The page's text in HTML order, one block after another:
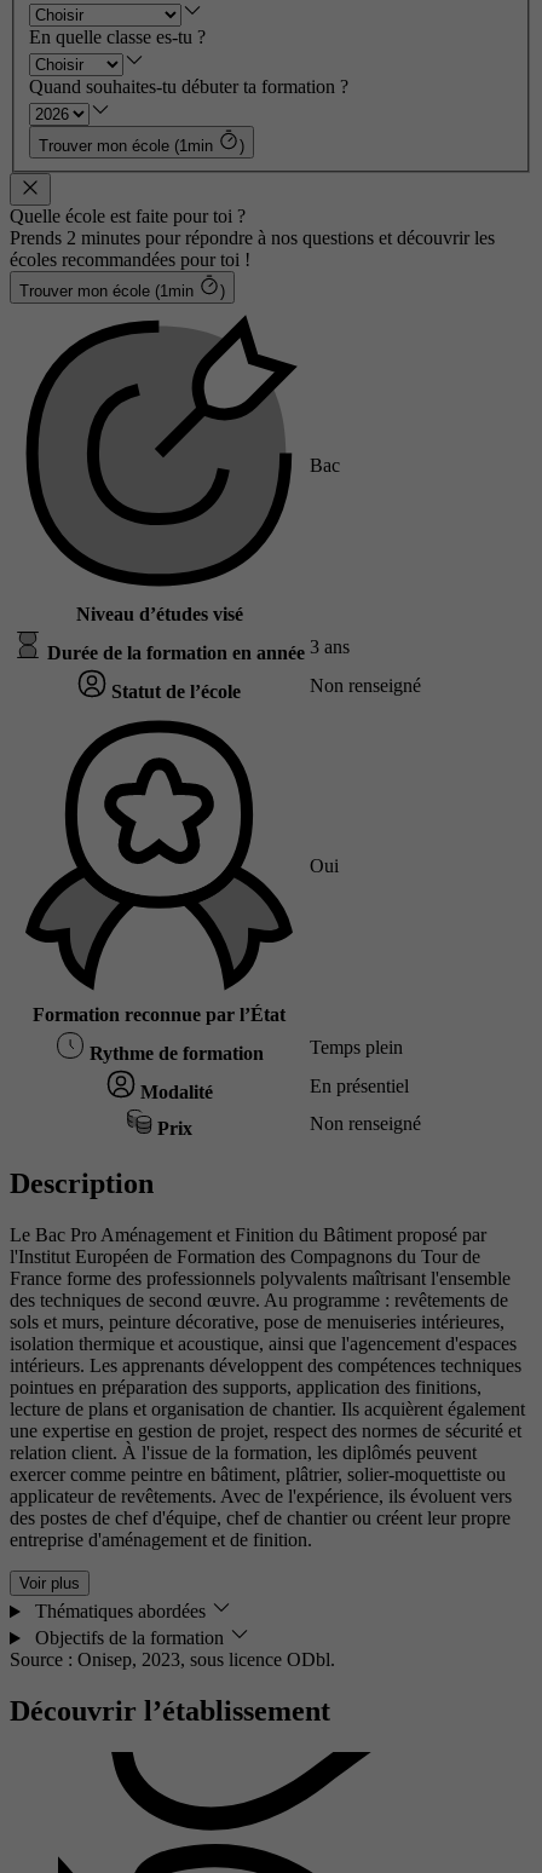
En quelle classe es-tu ?
Quand souhaites-tu débuter ta formation ?
Trouver mon école (1min )
Quelle école est faite pour toi ?
Prends 2 minutes pour répondre à nos questions et découvrir les
écoles recommandées pour toi !
Trouver mon école (1min )
Niveau d’études visé
Bac
Durée de la formation en année 3 ans
Statut de l’école Non renseigné
Formation reconnue par l’État
Oui
Rythme de formation Temps plein
Modalité En présentiel
Prix Non renseigné
Description
Le Bac Pro Aménagement et Finition du Bâtiment proposé par
l'Institut Européen de Formation des Compagnons du Tour de
France forme des professionnels polyvalents maîtrisant l'ensemble
des techniques de second œuvre. Au programme : revêtements de
sols et murs, peinture décorative, pose de menuiseries intérieures,
isolation thermique et acoustique, ainsi que l'agencement d'espaces
intérieurs. Les apprenants développent des compétences techniques
pointues en préparation des supports, application des finitions,
lecture de plans et organisation de chantier. Ils acquièrent également
une expertise en gestion de projet, respect des normes de sécurité et
relation client. À l'issue de la formation, les diplômés peuvent
exercer comme peintre en bâtiment, plâtrier, solier-moquettiste ou
applicateur de revêtements. Avec de l'expérience, ils évoluent vers
des postes de chef d'équipe, chef de chantier ou créent leur propre
entreprise d'aménagement et de finition.
Voir plus
Thématiques abordées
Objectifs de la formation
Source : Onisep, 2023, sous licence ODbl.
Découvrir l’établissement